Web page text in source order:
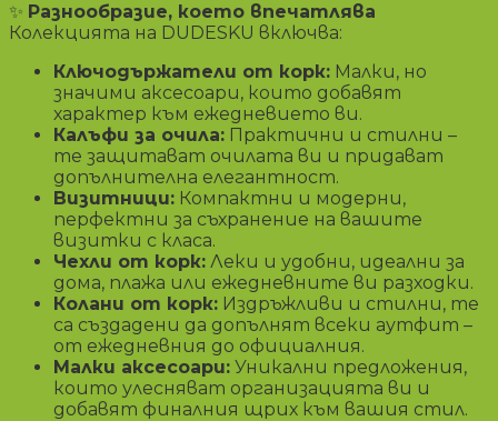
✨ Разнообразие, което впечатлява
Колекцията на DUDESKU включва:
Ключодържатели от корк: Малки, но
значими аксесоари, които добавят
характер към ежедневието ви.
Калъфи за очила: Практични и стилни –
те защитават очилата ви и придават
допълнителна елегантност.
Визитници: Компактни и модерни,
перфектни за съхранение на вашите
визитки с класа.
Чехли от корк: Леки и удобни, идеални за
дома, плажа или ежедневните ви разходки.
Колани от корк: Издръжливи и стилни, те
са създадени да допълнят всеки аутфит –
от ежедневния до официалния.
Малки аксесоари: Уникални предложения,
които улесняват организацията ви и
добавят финалния щрих към вашия стил.